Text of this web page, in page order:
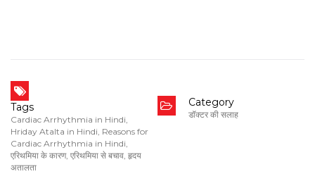
Tags
Cardiac Arrhythmia in Hindi,
Hriday Atalta in Hindi, Reasons for
Cardiac Arrhythmia in Hindi,
एरिथमिया के कारण, एरिथमिया से बचाव, हृदय
अतालता
Category
डॉक्टर की सलाह